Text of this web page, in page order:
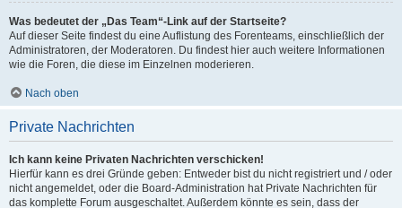
Was bedeutet der „Das Team“-Link auf der Startseite?
Auf dieser Seite findest du eine Auflistung des Forenteams, einschließlich der
Administratoren, der Moderatoren. Du findest hier auch weitere Informationen
wie die Foren, die diese im Einzelnen moderieren.
Nach oben
Private Nachrichten
Ich kann keine Privaten Nachrichten verschicken!
Hierfür kann es drei Gründe geben: Entweder bist du nicht registriert und / oder
nicht angemeldet, oder die Board-Administration hat Private Nachrichten für
das komplette Forum ausgeschaltet. Außerdem könnte es sein, dass der